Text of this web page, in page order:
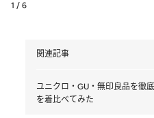
1 / 6
関連記事
ユニクロ・GU・無印良品を徹
を着比べてみた